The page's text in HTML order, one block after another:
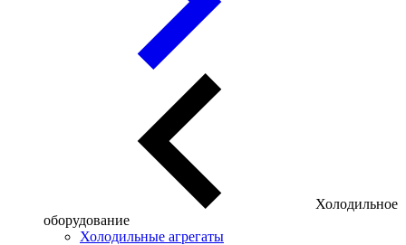
Холодильное
оборудование
Холодильные агрегаты